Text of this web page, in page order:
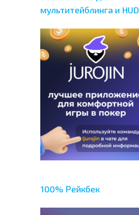
мультитейблинга и HUD
100% Рейкбек